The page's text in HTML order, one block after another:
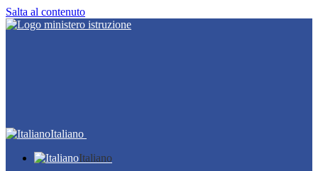
Salta al contenuto
Italiano
Italiano